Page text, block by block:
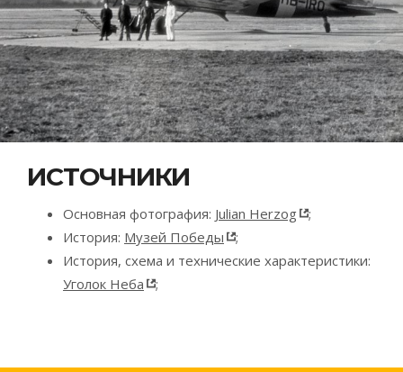
ИСТОЧНИКИ
Основная фотография: Julian Herzog
;
История: Музей Победы
;
История, схема и технические характеристики:
Уголок Неба
;